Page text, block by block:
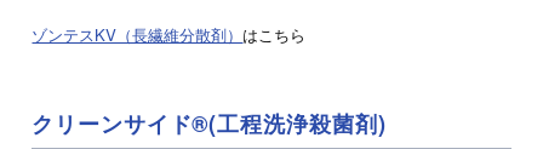
ゾンテスKV（長繊維分散剤） はこちら
クリーンサイド®(工程洗浄殺菌剤)